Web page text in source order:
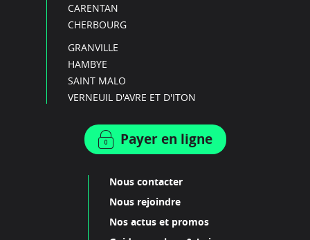
CARENTAN
CHERBOURG
GRANVILLE
HAMBYE
SAINT MALO
VERNEUIL D'AVRE ET D'ITON
Payer en ligne
Nous contacter
Nous rejoindre
Nos actus et promos